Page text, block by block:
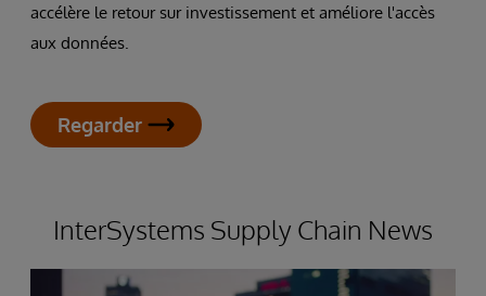
accélère le retour sur investissement et améliore l'accès
aux données.
Regarder
InterSystems Supply Chain News